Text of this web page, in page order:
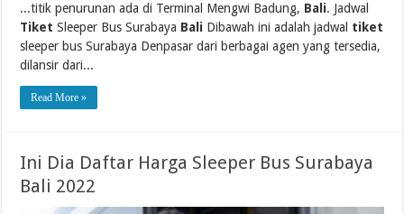
...titik penurunan ada di Terminal Mengwi Badung, Bali. Jadwal
Tiket Sleeper Bus Surabaya Bali Dibawah ini adalah jadwal tiket
sleeper bus Surabaya Denpasar dari berbagai agen yang tersedia,
dilansir dari...
Read More »
Ini Dia Daftar Harga Sleeper Bus Surabaya
Bali 2022